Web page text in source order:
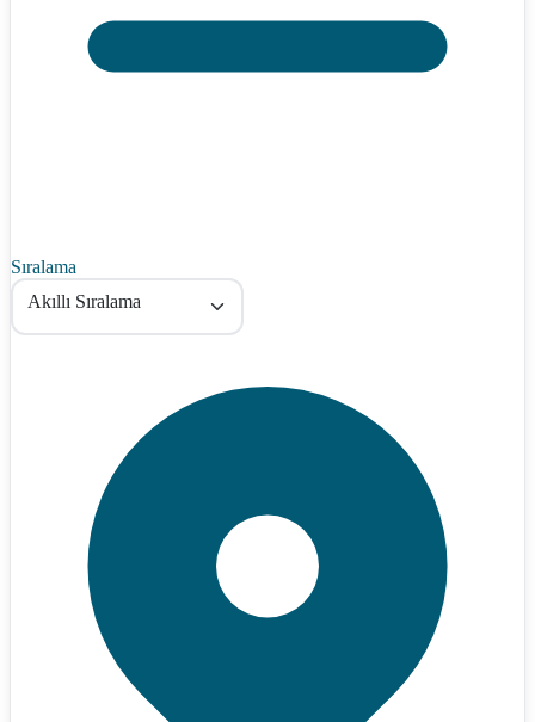
Sıralama
Akıllı Sıralama